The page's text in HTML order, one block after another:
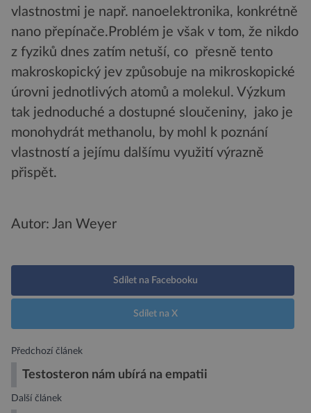
vlastnostmi je např. nanoelektronika, konkrétně
nano přepínače.Problém je však v tom, že nikdo
z fyziků dnes zatím netuší, co přesně tento
makroskopický jev způsobuje na mikroskopické
úrovni jednotlivých atomů a molekul. Výzkum
tak jednoduché a dostupné sloučeniny, jako je
monohydrát methanolu, by mohl k poznání
vlastností a jejímu dalšímu využití výrazně
přispět.
Autor: Jan Weyer
Sdílet na Facebooku
Sdílet na X
Předchozí článek
Testosteron nám ubírá na empatii
Další článek